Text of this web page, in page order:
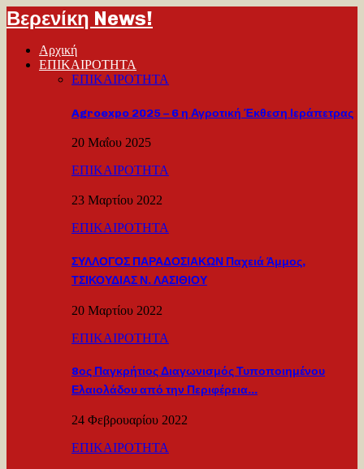
Βερενίκη News!
Αρχική
ΕΠΙΚΑΙΡΟΤΗΤΑ
ΕΠΙΚΑΙΡΟΤΗΤΑ
Agroexpo 2025 – 6 η Αγροτική Έκθεση Ιεράπετρας
20 Μαΐου 2025
ΕΠΙΚΑΙΡΟΤΗΤΑ
23 Μαρτίου 2022
ΕΠΙΚΑΙΡΟΤΗΤΑ
ΣΥΛΛΟΓΟΣ ΠΑΡΑΔΟΣΙΑΚΩΝ Παχειά Άμμος,
ΤΣΙΚΟΥΔΙΑΣ Ν. ΛΑΣΙΘΙΟΥ
20 Μαρτίου 2022
ΕΠΙΚΑΙΡΟΤΗΤΑ
8ος Παγκρήτιος Διαγωνισμός Τυποποιημένου
Ελαιολάδου από την Περιφέρεια…
24 Φεβρουαρίου 2022
ΕΠΙΚΑΙΡΟΤΗΤΑ